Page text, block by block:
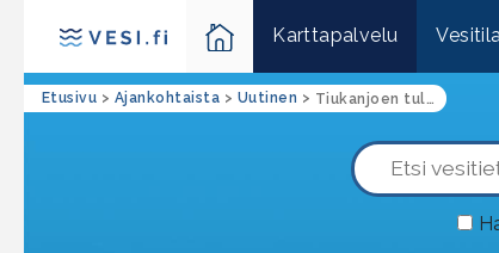
Karttapalvelu
Etusivu > Ajankohtaista > Uutinen > Tiukanjoen tulvakartoitus alkamassa (Pohjanmaa)